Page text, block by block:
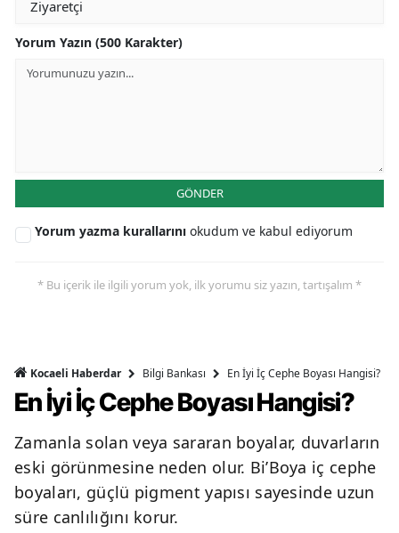
Yorum Yazın (500 Karakter)
GÖNDER
Yorum yazma kurallarını okudum ve kabul ediyorum
* Bu içerik ile ilgili yorum yok, ilk yorumu siz yazın, tartışalım *
Kocaeli Haberdar Bilgi Bankası En İyi İç Cephe Boyası Hangisi?
En İyi İç Cephe Boyası Hangisi?
Zamanla solan veya sararan boyalar, duvarların
eski görünmesine neden olur. Bi’Boya iç cephe
boyaları, güçlü pigment yapısı sayesinde uzun
süre canlılığını korur.